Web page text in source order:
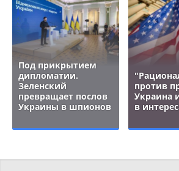
Под прикрытием
дипломатии.
Зеленский
превращает послов
Украины в шпионов
против
Украина
в